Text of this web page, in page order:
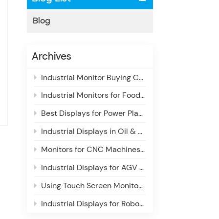
Blog
Archives
Industrial Monitor Buying Checklist for System Integrators: Key Features & Selection Guide
Industrial Monitors for Food & Beverage Production Lines: Enhancing Visibility, Reliability & Efficiency
Best Displays for Power Plant Control Rooms: Enhancing Situational Awareness & Operational Efficiency
Industrial Displays in Oil & Gas Monitoring Systems
Monitors for CNC Machines: Essential Display Requirements for Industrial Use
Industrial Displays for AGV & AMR Navigation Systems: Enhancing Autonomous Operations
Using Touch Screen Monitors in Industrial Inspection Systems
Industrial Displays for Robotics Control Systems: Enhancing Precision, Reliability & Control